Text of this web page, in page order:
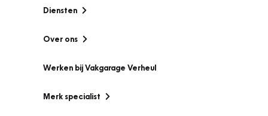
Diensten
Over ons
Werken bij Vakgarage Verheul
Merk specialist